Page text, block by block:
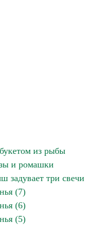
из рыбы
и ромашки
задувает три свечи
(7)
(6)
(5)